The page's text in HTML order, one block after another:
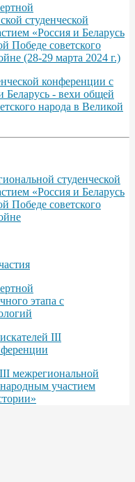
студенческой
«Россия и Беларусь
Победе советского
(28-29 марта 2024 г.)
конференции с
- вехи общей
народа в Великой
студенческой
«Россия и Беларусь
Победе советского
этапа с
III
межрегиональной
участием